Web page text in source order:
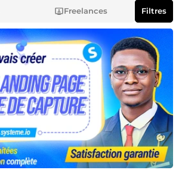
Freelances Filtres